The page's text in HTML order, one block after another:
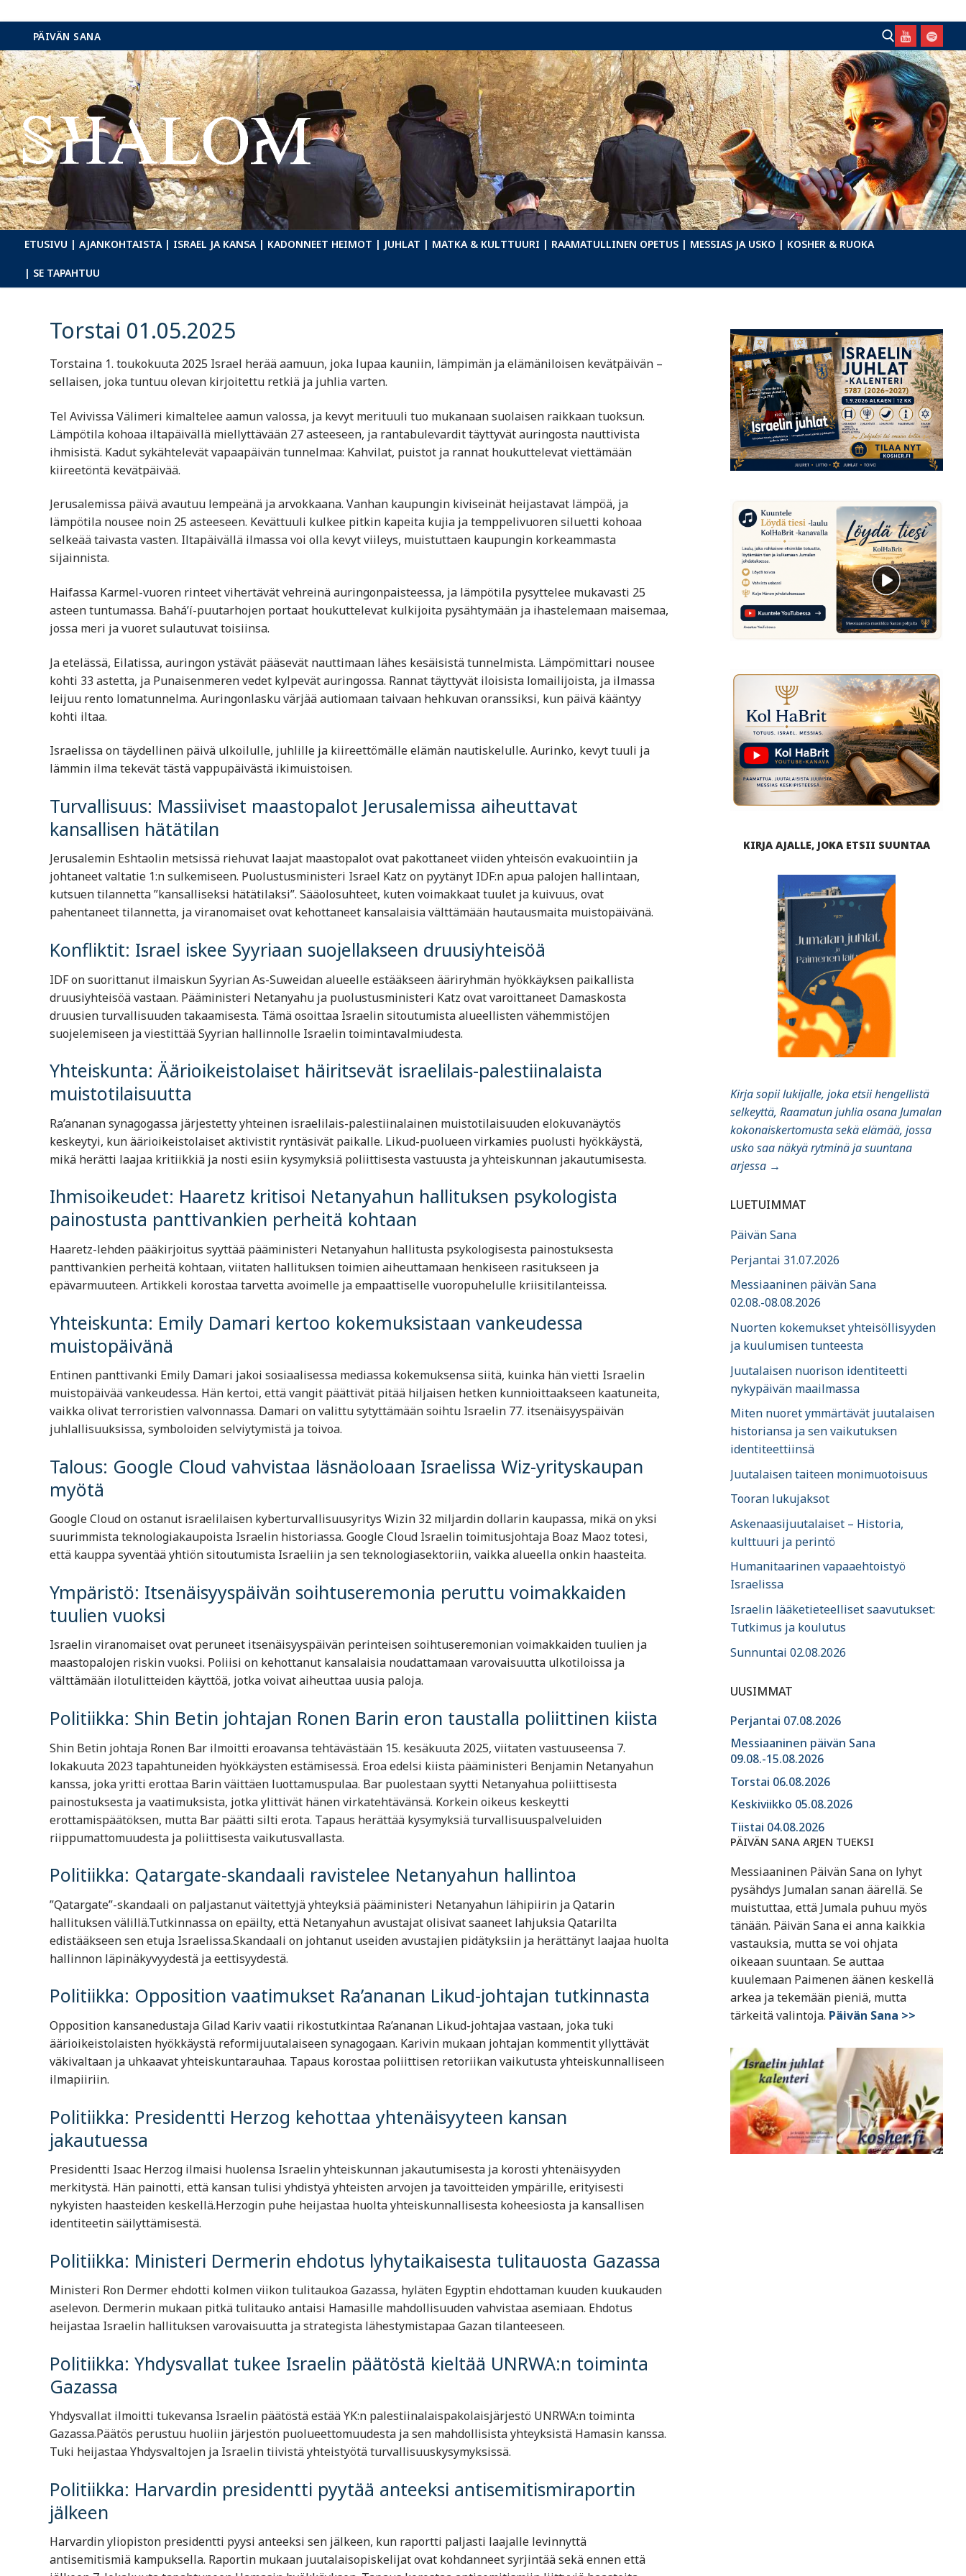
Hyppää
sisältöön
PÄIVÄN SANA
Hae:
ETUSIVU | AJANKOHTAISTA | ISRAEL JA KANSA | KADONNEET HEIMOT | JUHLAT | MATKA & KULTTUURI | RAAMATULLINEN OPETUS | MESSIAS JA USKO | KOSHER & RUOKA
| SE TAPAHTUU
Torstai 01.05.2025
Torstaina 1. toukokuuta 2025 Israel herää aamuun, joka lupaa kauniin, lämpimän ja elämäniloisen kevätpäivän –
sellaisen, joka tuntuu olevan kirjoitettu retkiä ja juhlia varten.
Tel Avivissa Välimeri kimaltelee aamun valossa, ja kevyt merituuli tuo mukanaan suolaisen raikkaan tuoksun.
Lämpötila kohoaa iltapäivällä miellyttävään 27 asteeseen, ja rantabulevardit täyttyvät auringosta nauttivista
ihmisistä. Kadut sykähtelevät vapaapäivän tunnelmaa: Kahvilat, puistot ja rannat houkuttelevat viettämään
kiireetöntä kevätpäivää.
Jerusalemissa päivä avautuu lempeänä ja arvokkaana. Vanhan kaupungin kiviseinät heijastavat lämpöä, ja
lämpötila nousee noin 25 asteeseen. Kevättuuli kulkee pitkin kapeita kujia ja temppelivuoren siluetti kohoaa
selkeää taivasta vasten. Iltapäivällä ilmassa voi olla kevyt viileys, muistuttaen kaupungin korkeammasta
sijainnista.
Haifassa Karmel-vuoren rinteet vihertävät vehreinä auringonpaisteessa, ja lämpötila pysyttelee mukavasti 25
asteen tuntumassa. Bahá’í-puutarhojen portaat houkuttelevat kulkijoita pysähtymään ja ihastelemaan maisemaa,
jossa meri ja vuoret sulautuvat toisiinsa.
Ja etelässä, Eilatissa, auringon ystävät pääsevät nauttimaan lähes kesäisistä tunnelmista. Lämpömittari nousee
kohti 33 astetta, ja Punaisenmeren vedet kylpevät auringossa. Rannat täyttyvät iloisista lomailijoista, ja ilmassa
leijuu rento lomatunnelma. Auringonlasku värjää autiomaan taivaan hehkuvan oranssiksi, kun päivä kääntyy
kohti iltaa.
Israelissa on täydellinen päivä ulkoilulle, juhlille ja kiireettömälle elämän nautiskelulle. Aurinko, kevyt tuuli ja
lämmin ilma tekevät tästä vappupäivästä ikimuistoisen.
Turvallisuus: Massiiviset maastopalot Jerusalemissa aiheuttavat
kansallisen hätätilan
Jerusalemin Eshtaolin metsissä riehuvat laajat maastopalot ovat pakottaneet viiden yhteisön evakuointiin ja
johtaneet valtatie 1:n sulkemiseen. Puolustusministeri Israel Katz on pyytänyt IDF:n apua palojen hallintaan,
kutsuen tilannetta ”kansalliseksi hätätilaksi”. Sääolosuhteet, kuten voimakkaat tuulet ja kuivuus, ovat
pahentaneet tilannetta, ja viranomaiset ovat kehottaneet kansalaisia välttämään hautausmaita muistopäivänä. ​
Konfliktit: Israel iskee Syyriaan suojellakseen druusiyhteisöä
IDF on suorittanut ilmaiskun Syyrian As-Suweidan alueelle estääkseen ääriryhmän hyökkäyksen paikallista
druusiyhteisöä vastaan. Pääministeri Netanyahu ja puolustusministeri Katz ovat varoittaneet Damaskosta
druusien turvallisuuden takaamisesta. Tämä osoittaa Israelin sitoutumista alueellisten vähemmistöjen
suojelemiseen ja viestittää Syyrian hallinnolle Israelin toimintavalmiudesta. ​
Yhteiskunta: Äärioikeistolaiset häiritsevät israelilais-palestiinalaista
muistotilaisuutta
Ra’ananan synagogassa järjestetty yhteinen israelilais-palestiinalainen muistotilaisuuden elokuvanäytös
keskeytyi, kun äärioikeistolaiset aktivistit ryntäsivät paikalle. Likud-puolueen virkamies puolusti hyökkäystä,
mikä herätti laajaa kritiikkiä ja nosti esiin kysymyksiä poliittisesta vastuusta ja yhteiskunnan jakautumisesta.
Ihmisoikeudet: Haaretz kritisoi Netanyahun hallituksen psykologista
painostusta panttivankien perheitä kohtaan
Haaretz-lehden pääkirjoitus syyttää pääministeri Netanyahun hallitusta psykologisesta painostuksesta
panttivankien perheitä kohtaan, viitaten hallituksen toimien aiheuttamaan henkiseen rasitukseen ja
epävarmuuteen. Artikkeli korostaa tarvetta avoimelle ja empaattiselle vuoropuhelulle kriisitilanteissa. ​
Yhteiskunta: Emily Damari kertoo kokemuksistaan vankeudessa
muistopäivänä
Entinen panttivanki Emily Damari jakoi sosiaalisessa mediassa kokemuksensa siitä, kuinka hän vietti Israelin
muistopäivää vankeudessa. Hän kertoi, että vangit päättivät pitää hiljaisen hetken kunnioittaakseen kaatuneita,
vaikka olivat terroristien valvonnassa. Damari on valittu sytyttämään soihtu Israelin 77. itsenäisyyspäivän
juhlallisuuksissa, symboloiden selviytymistä ja toivoa. ​
Talous: Google Cloud vahvistaa läsnäoloaan Israelissa Wiz-yrityskaupan
myötä
Google Cloud on ostanut israelilaisen kyberturvallisuusyritys Wizin 32 miljardin dollarin kaupassa, mikä on yksi
suurimmista teknologiakaupoista Israelin historiassa. Google Cloud Israelin toimitusjohtaja Boaz Maoz totesi,
että kauppa syventää yhtiön sitoutumista Israeliin ja sen teknologiasektoriin, vaikka alueella onkin haasteita. ​
Ympäristö: Itsenäisyyspäivän soihtuseremonia peruttu voimakkaiden
tuulien vuoksi
Israelin viranomaiset ovat peruneet itsenäisyyspäivän perinteisen soihtuseremonian voimakkaiden tuulien ja
maastopalojen riskin vuoksi. Poliisi on kehottanut kansalaisia noudattamaan varovaisuutta ulkotiloissa ja
välttämään ilotulitteiden käyttöä, jotka voivat aiheuttaa uusia paloja. ​
Politiikka: Shin Betin johtajan Ronen Barin eron taustalla poliittinen kiista
Shin Betin johtaja Ronen Bar ilmoitti eroavansa tehtävästään 15. kesäkuuta 2025, viitaten vastuuseensa 7.
lokakuuta 2023 tapahtuneiden hyökkäysten estämisessä. Eroa edelsi kiista pääministeri Benjamin Netanyahun
kanssa, joka yritti erottaa Barin väittäen luottamuspulaa. Bar puolestaan syytti Netanyahua poliittisesta
painostuksesta ja vaatimuksista, jotka ylittivät hänen virkatehtävänsä. Korkein oikeus keskeytti
erottamispäätöksen, mutta Bar päätti silti erota. Tapaus herättää kysymyksiä turvallisuuspalveluiden
riippumattomuudesta ja poliittisesta vaikutusvallasta.
Politiikka: Qatargate-skandaali ravistelee Netanyahun hallintoa
”Qatargate”-skandaali on paljastanut väitettyjä yhteyksiä pääministeri Netanyahun lähipiirin ja Qatarin
hallituksen välillä.Tutkinnassa on epäilty, että Netanyahun avustajat olisivat saaneet lahjuksia Qatarilta
edistääkseen sen etuja Israelissa.Skandaali on johtanut useiden avustajien pidätyksiin ja herättänyt laajaa huolta
hallinnon läpinäkyvyydestä ja eettisyydestä. ​
Politiikka: Opposition vaatimukset Ra’ananan Likud-johtajan tutkinnasta
Opposition kansanedustaja Gilad Kariv vaatii rikostutkintaa Ra’ananan Likud-johtajaa vastaan, joka tuki
äärioikeistolaisten hyökkäystä reformijuutalaiseen synagogaan. Karivin mukaan johtajan kommentit yllyttävät
väkivaltaan ja uhkaavat yhteiskuntarauhaa. Tapaus korostaa poliittisen retoriikan vaikutusta yhteiskunnalliseen
ilmapiiriin.
Politiikka: Presidentti Herzog kehottaa yhtenäisyyteen kansan
jakautuessa
Presidentti Isaac Herzog ilmaisi huolensa Israelin yhteiskunnan jakautumisesta ja korosti yhtenäisyyden
merkitystä. Hän painotti, että kansan tulisi yhdistyä yhteisten arvojen ja tavoitteiden ympärille, erityisesti
nykyisten haasteiden keskellä.Herzogin puhe heijastaa huolta yhteiskunnallisesta koheesiosta ja kansallisen
identiteetin säilyttämisestä. ​
Politiikka: Ministeri Dermerin ehdotus lyhytaikaisesta tulitauosta Gazassa
Ministeri Ron Dermer ehdotti kolmen viikon tulitaukoa Gazassa, hyläten Egyptin ehdottaman kuuden kuukauden
aselevon. Dermerin mukaan pitkä tulitauko antaisi Hamasille mahdollisuuden vahvistaa asemiaan. Ehdotus
heijastaa Israelin hallituksen varovaisuutta ja strategista lähestymistapaa Gazan tilanteeseen. ​
Politiikka: Yhdysvallat tukee Israelin päätöstä kieltää UNRWA:n toiminta
Gazassa
Yhdysvallat ilmoitti tukevansa Israelin päätöstä estää YK:n palestiinalaispakolaisjärjestö UNRWA:n toiminta
Gazassa.Päätös perustuu huoliin järjestön puolueettomuudesta ja sen mahdollisista yhteyksistä Hamasin kanssa.
Tuki heijastaa Yhdysvaltojen ja Israelin tiivistä yhteistyötä turvallisuuskysymyksissä.
Politiikka: Harvardin presidentti pyytää anteeksi antisemitismiraportin
jälkeen
Harvardin yliopiston presidentti pyysi anteeksi sen jälkeen, kun raportti paljasti laajalle levinnyttä
antisemitismiä kampuksella. Raportin mukaan juutalaisopiskelijat ovat kohdanneet syrjintää sekä ennen että
KIRJA AJALLE, JOKA ETSII SUUNTAA
Kirja sopii lukijalle, joka etsii hengellistä
selkeyttä, Raamatun juhlia osana Jumalan
kokonaiskertomusta sekä elämää, jossa
usko saa näkyä rytminä ja suuntana
arjessa →
LUETUIMMAT
Päivän Sana
Perjantai 31.07.2026
Messiaaninen päivän Sana
02.08.-08.08.2026
Nuorten kokemukset yhteisöllisyyden
ja kuulumisen tunteesta
Juutalaisen nuorison identiteetti
nykypäivän maailmassa
Miten nuoret ymmärtävät juutalaisen
historiansa ja sen vaikutuksen
identiteettiinsä
Juutalaisen taiteen monimuotoisuus
Tooran lukujaksot
Askenaasijuutalaiset – Historia,
kulttuuri ja perintö
Humanitaarinen vapaaehtoistyö
Israelissa
Israelin lääketieteelliset saavutukset:
Tutkimus ja koulutus
Sunnuntai 02.08.2026
UUSIMMAT
Perjantai 07.08.2026
Messiaaninen päivän Sana
09.08.-15.08.2026
Torstai 06.08.2026
Keskiviikko 05.08.2026
Tiistai 04.08.2026
PÄIVÄN SANA ARJEN TUEKSI
Messiaaninen Päivän Sana on lyhyt
pysähdys Jumalan sanan äärellä. Se
muistuttaa, että Jumala puhuu myös
tänään. Päivän Sana ei anna kaikkia
vastauksia, mutta se voi ohjata
oikeaan suuntaan. Se auttaa
kuulemaan Paimenen äänen keskellä
arkea ja tekemään pieniä, mutta
tärkeitä valintoja. Päivän Sana >>